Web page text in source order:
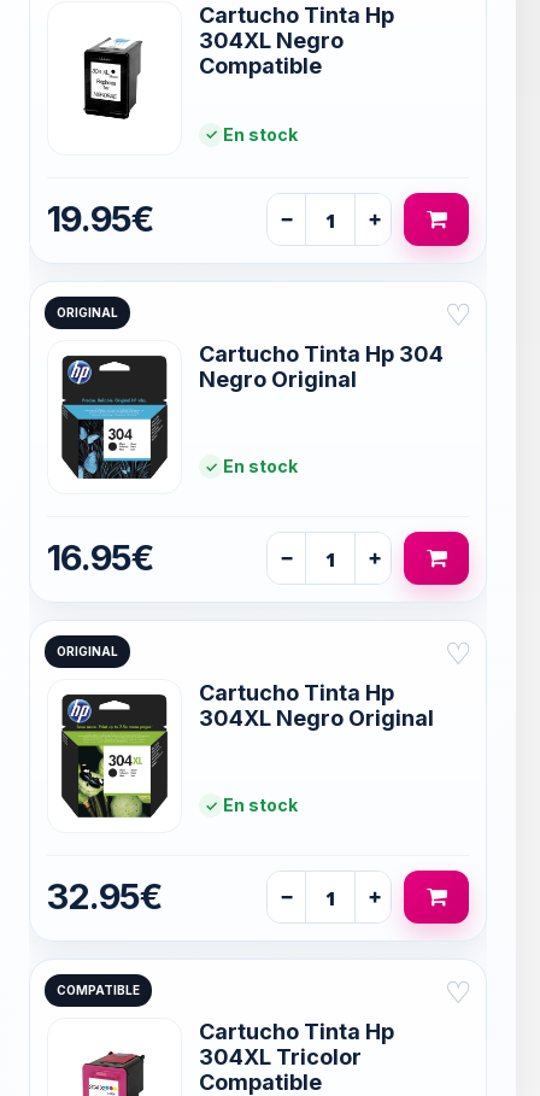
Cartucho Tinta Hp
304XL Negro
Compatible
En stock
19.95€ − +
ORIGINAL ♡
Cartucho Tinta Hp 304
Negro Original
En stock
16.95€ − +
ORIGINAL ♡
Cartucho Tinta Hp
304XL Negro Original
En stock
32.95€ − +
COMPATIBLE ♡
Cartucho Tinta Hp
304XL Tricolor
Compatible